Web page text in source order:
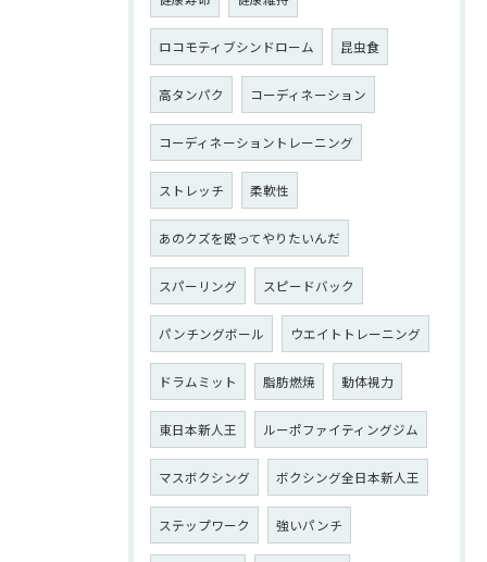
ロコモティブシンドローム 昆虫食
高タンパク コーディネーション
コーディネーショントレーニング
ストレッチ 柔軟性
あのクズを殴ってやりたいんだ
スパーリング スピードバック
パンチングボール ウエイトトレーニング
ドラムミット 脂肪燃焼 動体視力
東日本新人王 ルーポファイティングジム
マスボクシング ボクシング全日本新人王
ステップワーク 強いパンチ